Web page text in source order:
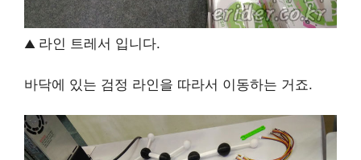
▲ 라인 트레서 입니다.
바닥에 있는 검정 라인을 따라서 이동하는 거죠.